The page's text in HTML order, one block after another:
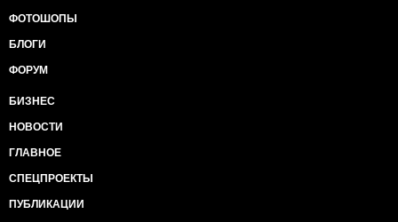
ФОТОШОПЫ
БЛОГИ
ФОРУМ
БИЗНЕС
НОВОСТИ
ГЛАВНОЕ
СПЕЦПРОЕКТЫ
ПУБЛИКАЦИИ